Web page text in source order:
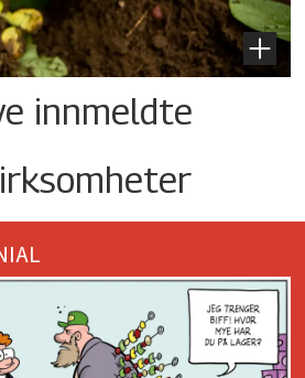
innmeldte